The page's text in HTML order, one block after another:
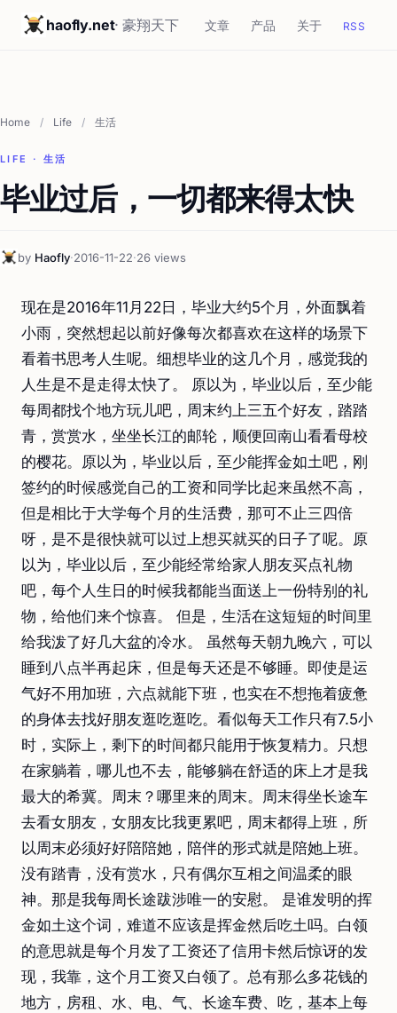
haofly.net· 豪翔天下 文章 产品 关于 RSS
Home / Life / 生活
LIFE · 生活
毕业过后，一切都来得太快
by Haofly·2016-11-22·26 views
现在是2016年11月22日，毕业大约5个月，外面飘着
小雨，突然想起以前好像每次都喜欢在这样的场景下
看着书思考人生呢。细想毕业的这几个月，感觉我的
人生是不是走得太快了。 原以为，毕业以后，至少能
每周都找个地方玩儿吧，周末约上三五个好友，踏踏
青，赏赏水，坐坐长江的邮轮，顺便回南山看看母校
的樱花。原以为，毕业以后，至少能挥金如土吧，刚
签约的时候感觉自己的工资和同学比起来虽然不高，
但是相比于大学每个月的生活费，那可不止三四倍
呀，是不是很快就可以过上想买就买的日子了呢。原
以为，毕业以后，至少能经常给家人朋友买点礼物
吧，每个人生日的时候我都能当面送上一份特别的礼
物，给他们来个惊喜。 但是，生活在这短短的时间里
给我泼了好几大盆的冷水。 虽然每天朝九晚六，可以
睡到八点半再起床，但是每天还是不够睡。即使是运
气好不用加班，六点就能下班，也实在不想拖着疲惫
的身体去找好朋友逛吃逛吃。看似每天工作只有7.5小
时，实际上，剩下的时间都只能用于恢复精力。只想
在家躺着，哪儿也不去，能够躺在舒适的床上才是我
最大的希冀。周末？哪里来的周末。周末得坐长途车
去看女朋友，女朋友比我更累吧，周末都得上班，所
以周末必须好好陪陪她，陪伴的形式就是陪她上班。
没有踏青，没有赏水，只有偶尔互相之间温柔的眼
神。那是我每周长途跋涉唯一的安慰。 是谁发明的挥
金如土这个词，难道不应该是挥金然后吃土吗。白领
的意思就是每个月发了工资还了信用卡然后惊讶的发
现，我靠，这个月工资又白领了。总有那么多花钱的
地方，房租、水、电、气、长途车费、吃，基本上每